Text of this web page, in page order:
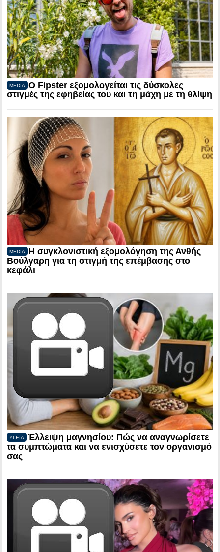
MEDIA
Ο Fipster εξομολογείται τις δύσκολες
στιγμές της εφηβείας του και τη μάχη με τη θλίψη
MEDIA
Η συγκλονιστική εξομολόγηση της Ανθής
Βούλγαρη για τη στιγμή της επέμβασης στο
κεφάλι
ΥΓΕΙΑ
Έλλειψη μαγνησίου: Πώς να αναγνωρίσετε
τα συμπτώματα και να ενισχύσετε τον οργανισμό
σας